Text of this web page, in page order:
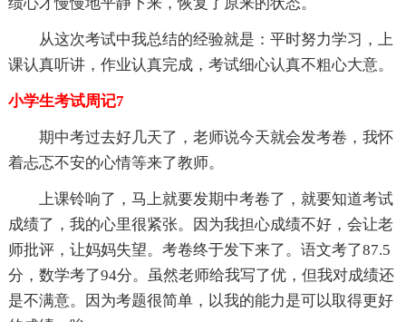
从这次考试中我总结的经验就是：平时努力学习，上
课认真听讲，作业认真完成，考试细心认真不粗心大意。
小学生考试周记7
期中考过去好几天了，老师说今天就会发考卷，我怀
着忐忑不安的心情等来了教师。
上课铃响了，马上就要发期中考卷了，就要知道考试
成绩了，我的心里很紧张。因为我担心成绩不好，会让老
师批评，让妈妈失望。考卷终于发下来了。语文考了87.5
分，数学考了94分。虽然老师给我写了优，但我对成绩还
是不满意。因为考题很简单，以我的能力是可以取得更好